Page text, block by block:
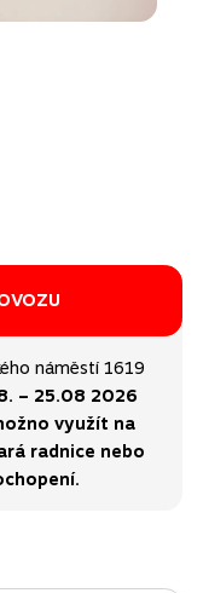
dokladů
F) –bude mít od
přípravy
V uvedeném
systém.
12.30–17.45